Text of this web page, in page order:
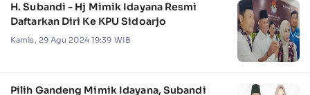
H. Subandi - Hj Mimik Idayana Resmi
Daftarkan Diri Ke KPU Sidoarjo
Kamis, 29 Agu 2024 19:39 WIB
Pilih Gandeng Mimik Idayana, Subandi